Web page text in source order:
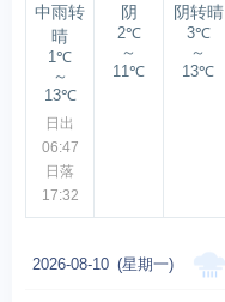
中雨转
晴
1℃
～
13℃
日出
06:47
日落
17:32
阴
2℃
～
11℃
阴转晴
3℃
～
13℃
2026-08-10 (星期一)